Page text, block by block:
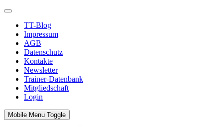
TT-Blog
Impressum
AGB
Datenschutz
Kontakte
Newsletter
Trainer-Datenbank
Mitgliedschaft
Login
Mobile Menu Toggle